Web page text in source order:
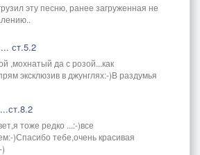
эту песню, ранее загруженная не
ст.5.2
,мохнатый да с розой...как
эксклюзив в джунглях:-)В раздумья
тоже редко ...:-)все
)Спасибо тебе,очень красивая